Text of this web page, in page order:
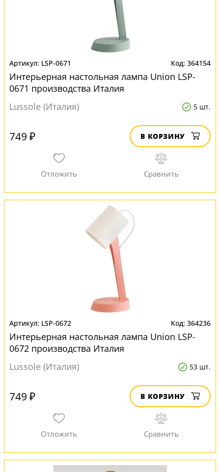
LSP-0671 364154
Интерьерная настольная лампа Union LSP-
0671 производства Италия
Lussole (Италия)
5 шт.
749 ₽ В КОРЗИНУ
LSP-0672 364236
Интерьерная настольная лампа Union LSP-
0672 производства Италия
Lussole (Италия)
53 шт.
749 ₽ В КОРЗИНУ